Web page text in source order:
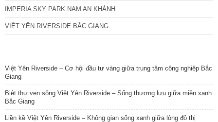
IMPERIA SKY PARK NAM AN KHÁNH
VIỆT YÊN RIVERSIDE BẮC GIANG
Việt Yên Riverside – Cơ hội đầu tư vàng giữa trung tâm công nghiệp Bắc
Giang
Biệt thự ven sông Việt Yên Riverside – Sống thượng lưu giữa miền xanh
Bắc Giang
Liền kề Việt Yên Riverside – Không gian sống xanh giữa lòng đô thị